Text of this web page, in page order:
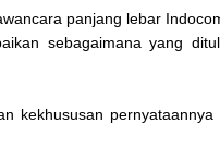
panjang lebar
sebagaimana yang
kekhususan pernyataannya